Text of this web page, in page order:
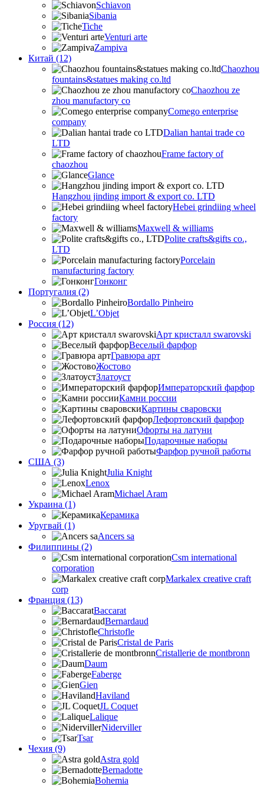
Schiavon
Sibania
Tiche
Venturi arte
Zampiva
Китай (12)
Chaozhou
fountains&statues making co.ltd
Chaozhou ze
zhou manufactory co
Comego enterprise
company
Dalian hantai trade co
LTD
Frame factory of
chaozhou
Glance
Hangzhou jinding import & export co. LTD
Hebei grindiing wheel
factory
Maxwell & williams
Polite crafts&gifts co.,
LTD
Porcelain
manufacturing factory
Гонконг
Португалия (2)
Bordallo Pinheiro
L’Objet
Россия (12)
Арт кристалл swarovski
Веселый фарфор
Гравюра арт
Жостово
Златоуст
Императорский фарфор
Камни россии
Картины сваровски
Лефортовский фарфор
Офорты на латуни
Подарочные наборы
Фарфор ручной работы
США (3)
Julia Knight
Lenox
Michael Aram
Украина (1)
Керамика
Уругвай (1)
Ancers sa
Филиппины (2)
Csm international
corporation
Markalex creative craft
corp
Франция (13)
Baccarat
Bernardaud
Christofle
Cristal de Paris
Cristallerie de montbronn
Daum
Faberge
Gien
Haviland
JL Coquet
Lalique
Niderviller
Tsar
Чехия (9)
Astra gold
Bernadotte
Bohemia